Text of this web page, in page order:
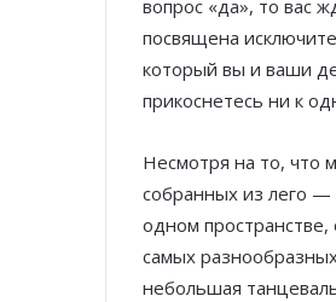
вопрос «да», то вас
посвящена
который вы и ваши
прикоснетесь ни к
Несмотря на то, что
собранных из лего —
одном пространстве,
самых
небольшая